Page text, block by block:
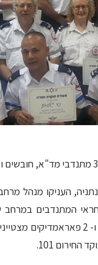
העניקו מנהל
מתנדבי מד"א – בהם 35 חובשים ונהגי
101.